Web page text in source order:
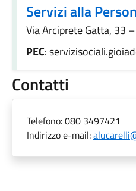
Servizi alla
Via Arciprete Gatta, 33
PEC:
Contatti
Telefono:080 3497421
Indirizzo e-mail: